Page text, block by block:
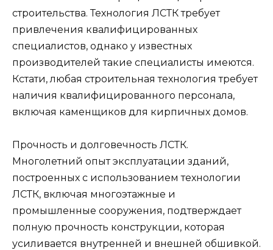
строительства. Технология ЛСТК требует
привлечения квалифицированных
специалистов, однако у известных
производителей такие специалисты имеются.
Кстати, любая строительная технология требует
наличия квалифицированного персонала,
включая каменщиков для кирпичных домов.
Прочность и долговечность ЛСТК.
Многолетний опыт эксплуатации зданий,
построенных с использованием технологии
ЛСТК, включая многоэтажные и
промышленные сооружения, подтверждает
полную прочность конструкции, которая
усиливается внутренней и внешней обшивкой.